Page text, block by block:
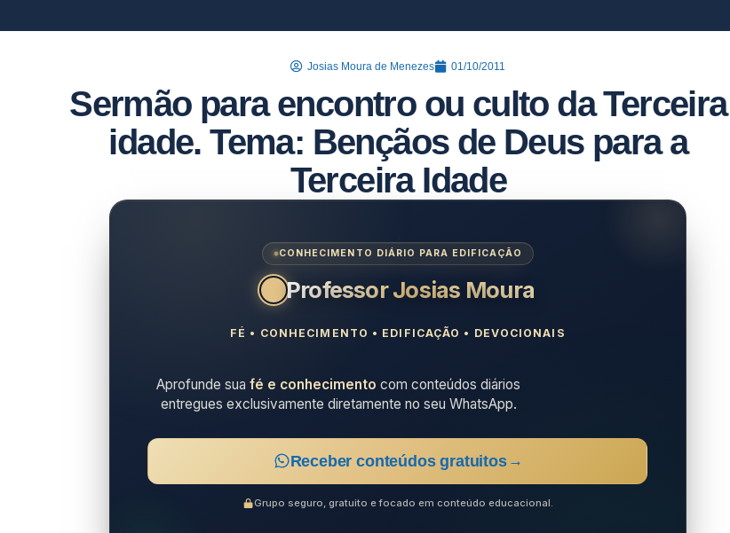
Josias Moura de Menezes 01/10/2011
Sermão para encontro ou culto da Terceira
idade. Tema: Bençãos de Deus para a
Terceira Idade
CONHECIMENTO DIÁRIO PARA EDIFICAÇÃO
Professor Josias Moura
FÉ • CONHECIMENTO • EDIFICAÇÃO • DEVOCIONAIS
Aprofunde suafé e conhecimento com conteúdos diários
entregues exclusivamente diretamente no seu WhatsApp.
Receber conteúdos gratuitos →
Grupo seguro, gratuito e focado em conteúdo educacional.